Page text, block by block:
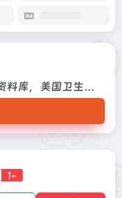
全球最大临床试验注册库和资料库，美国卫生研究所(NIH)下属美国国立医学图书馆(NLM)与美国食品药品监督管理局(FDA)运行的临床试验资料库全球最大临床试验注册库和资料库，美国卫生研究所(NIH)下属美国国立医学图书馆(NLM)与美国食品药品监督管理局(FDA)运行的临床试验资料库
1-